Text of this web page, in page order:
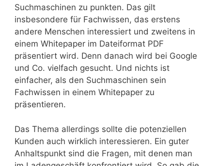
Suchmaschinen zu punkten. Das gilt
insbesondere für Fachwissen, das erstens
andere Menschen interessiert und zweitens in
einem Whitepaper im Dateiformat PDF
präsentiert wird. Denn danach wird bei Google
und Co. vielfach gesucht. Und nichts ist
einfacher, als den Suchmaschinen sein
Fachwissen in einem Whitepaper zu
präsentieren.
Das Thema allerdings sollte die potenziellen
Kunden auch wirklich interessieren. Ein guter
Anhaltspunkt sind die Fragen, mit denen man